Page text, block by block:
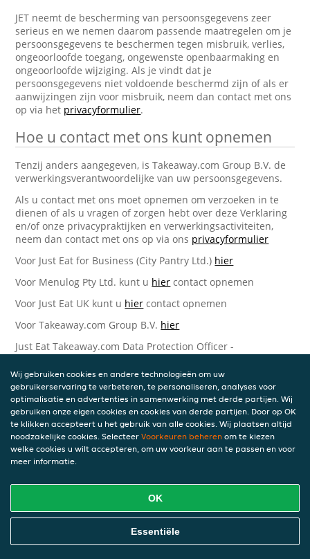
JET neemt de bescherming van persoonsgegevens zeer
serieus en we nemen daarom passende maatregelen om je
persoonsgegevens te beschermen tegen misbruik, verlies,
ongeoorloofde toegang, ongewenste openbaarmaking en
ongeoorloofde wijziging. Als je vindt dat je
persoonsgegevens niet voldoende beschermd zijn of als er
aanwijzingen zijn voor misbruik, neem dan contact met ons
op via het privacyformulier.
Hoe u contact met ons kunt opnemen
Tenzij anders aangegeven, is Takeaway.com Group B.V. de
verwerkingsverantwoordelijke van uw persoonsgegevens.
Als u contact met ons moet opnemen om verzoeken in te
dienen of als u vragen of zorgen hebt over deze Verklaring
en/of onze privacypraktijken en verwerkingsactiviteiten,
neem dan contact met ons op via ons privacyformulier
Voor Just Eat for Business (City Pantry Ltd.) hier
Voor Menulog Pty Ltd. kunt u hier contact opnemen
Voor Just Eat UK kunt u hier contact opnemen
Voor Takeaway.com Group B.V. hier
Just Eat Takeaway.com Data Protection Officer -
Piet Heinkade 61
1019 GM Amsterdam
Nederland
Bijgewerkte versies van deze
Privacyverklaring
Wij kunnen deze Verklaring van tijd tot tijd bijwerken als
reactie op veranderende juridische, technische of zakelijke
ontwikkelingen. Wanneer wij onze Privacyverklaring
bijwerken, zullen wij passende maatregelen nemen om u
op de hoogte te brengen, in overeenstemming met het
Wij gebruiken cookies en andere technologieën om uw
gebruikerservaring te verbeteren, te personaliseren, analyses voor
optimalisatie en advertenties in samenwerking met derde partijen. Wij
gebruiken onze eigen cookies en cookies van derde partijen. Door op OK
te klikken accepteert u het gebruik van alle cookies. Wij plaatsen altijd
noodzakelijke cookies. Selecteer Voorkeuren beheren om te kiezen
welke cookies u wilt accepteren, om uw voorkeur aan te passen en voor
meer informatie.
OK
Essentiële